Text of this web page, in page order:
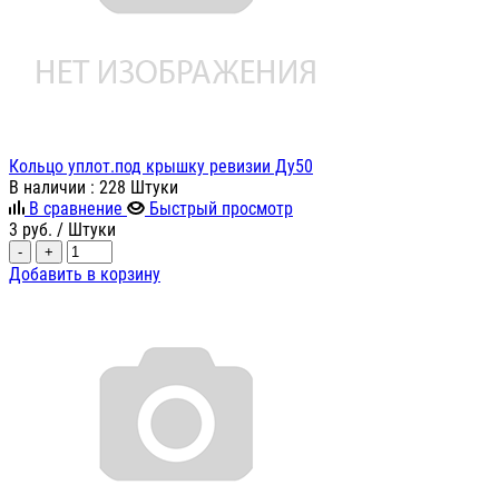
Кольцо уплот.под крышку ревизии Ду50
В наличии : 228 Штуки
В сравнение
Быстрый просмотр
3 руб. / Штуки
- +
Добавить в корзину